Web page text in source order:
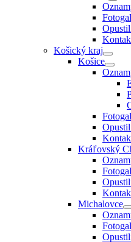
Košický kraj
Košice
Kráľovský
Michalovce